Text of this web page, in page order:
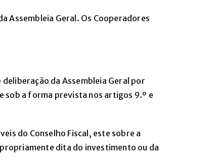
Assembleia Geral. Os Cooperadores
da Assembleia Geral por
sob a forma prevista nos artigos 9.º e
do Conselho Fiscal, este sobre a
dita do investimento ou da